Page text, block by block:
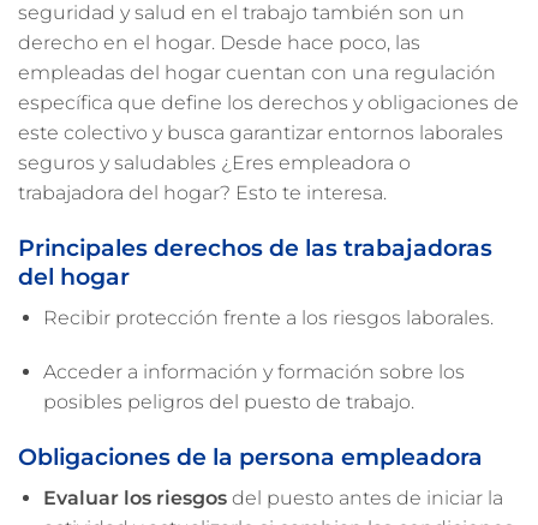
seguridad y salud en el trabajo también son un
derecho en el hogar. Desde hace poco, las
empleadas del hogar cuentan con una regulación
específica que define los derechos y obligaciones de
este colectivo y busca garantizar entornos laborales
seguros y saludables ¿Eres empleadora o
trabajadora del hogar? Esto te interesa.
Principales derechos de las trabajadoras
del hogar
Recibir protección frente a los riesgos laborales.
Acceder a información y formación sobre los
posibles peligros del puesto de trabajo.
Obligaciones de la persona empleadora
Evaluar los riesgosdel puesto antes de iniciar la